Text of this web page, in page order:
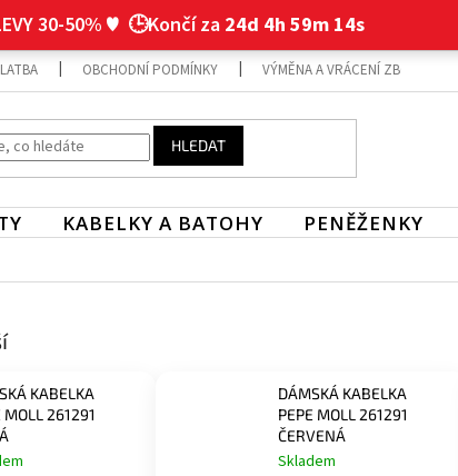
30-50% ♥ 🕒Končí za 24d 4h 59m 13s
OBCHODNÍ PODMÍNKY VÝMĚNA A VRÁCENÍ ZBOŽÍ
HLEDAT
KABELKY A BATOHY PENĚŽENKY
KABELKA
MOLL 261291
DÁMSKÁ KABELKA
PEPE MOLL 261291
ČERVENÁ
Skladem